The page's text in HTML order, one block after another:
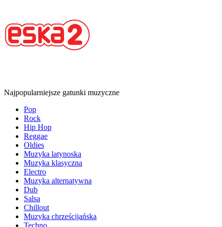
Najpopularniejsze gatunki muzyczne
Pop
Rock
Hip Hop
Reggae
Oldies
Muzyka latynoska
Muzyka klasyczna
Electro
Muzyka alternatywna
Dub
Salsa
Chillout
Muzyka chrześcijańska